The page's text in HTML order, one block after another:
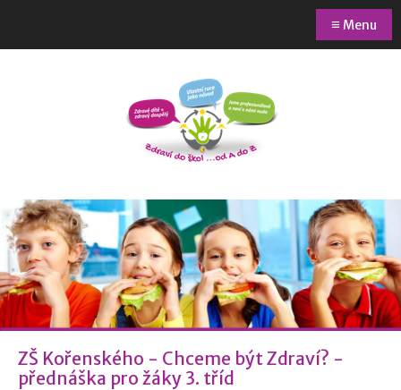
≡ Menu
ZŠ Kořenského - Chceme být Zdraví? -
přednáška pro žáky 3. tříd